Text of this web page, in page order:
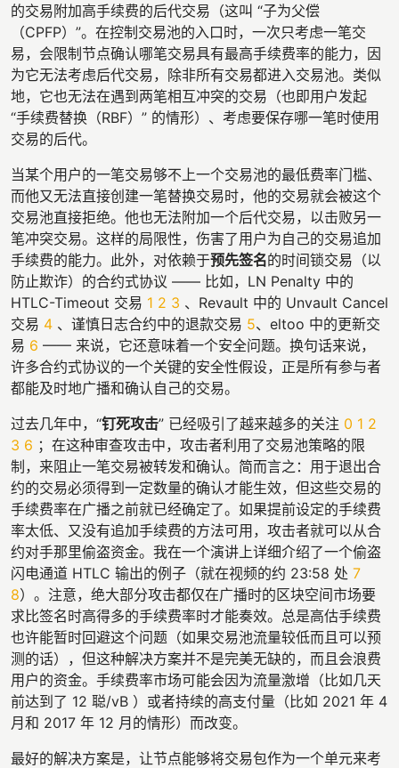
的交易附加高手续费的后代交易（这叫 “子为父偿
（CPFP）”。在控制交易池的入口时，一次只考虑一笔交
易，会限制节点确认哪笔交易具有最高手续费率的能力，因
为它无法考虑后代交易，除非所有交易都进入交易池。类似
地，它也无法在遇到两笔相互冲突的交易（也即用户发起
“手续费替换（RBF）” 的情形）、考虑要保存哪一笔时使用
交易的后代。
当某个用户的一笔交易够不上一个交易池的最低费率门槛、
而他又无法直接创建一笔替换交易时，他的交易就会被这个
交易池直接拒绝。他也无法附加一个后代交易，以击败另一
笔冲突交易。这样的局限性，伤害了用户为自己的交易追加
手续费的能力。此外，对依赖于预先签名的时间锁交易（以
防止欺诈）的合约式协议 —— 比如，LN Penalty 中的
HTLC-Timeout 交易 1 2 3 、Revault 中的 Unvault Cancel
交易 4 、谨慎日志合约中的退款交易 5、eltoo 中的更新交
易 6 —— 来说，它还意味着一个安全问题。换句话来说，
许多合约式协议的一个关键的安全性假设，正是所有参与者
都能及时地广播和确认自己的交易。
过去几年中，“钉死攻击” 已经吸引了越来越多的关注 0 1 2
3 6 ；在这种审查攻击中，攻击者利用了交易池策略的限
制，来阻止一笔交易被转发和确认。简而言之：用于退出合
约的交易必须得到一定数量的确认才能生效，但这些交易的
手续费率在广播之前就已经确定了。如果提前设定的手续费
率太低、又没有追加手续费的方法可用，攻击者就可以从合
约对手那里偷盗资金。我在一个演讲上详细介绍了一个偷盗
闪电通道 HTLC 输出的例子（就在视频的约 23:58 处 7
8）。注意，绝大部分攻击都仅在广播时的区块空间市场要
求比签名时高得多的手续费率时才能奏效。总是高估手续费
也许能暂时回避这个问题（如果交易池流量较低而且可以预
测的话），但这种解决方案并不是完美无缺的，而且会浪费
用户的资金。手续费率市场可能会因为流量激增（比如几天
前达到了 12 聪/vB ）或者持续的高支付量（比如 2021 年 4
月和 2017 年 12 月的情形）而改变。
最好的解决方案是，让节点能够将交易包作为一个单元来考